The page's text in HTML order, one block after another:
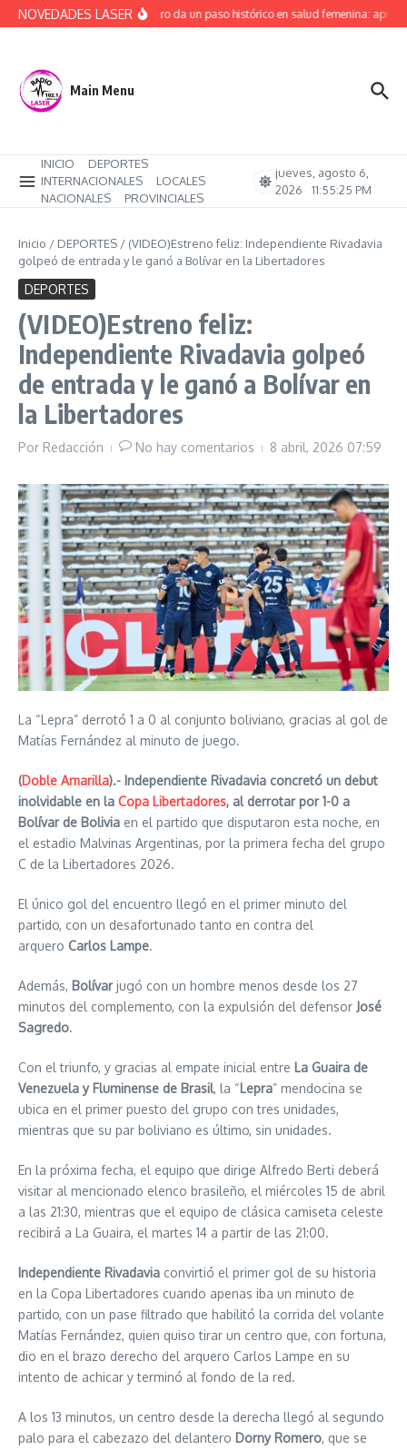
Saltar al contenido
NOVEDADES LASERRío Negro da un paso histórico en salud femenina:
Main Menu
INICIO
DEPORTES
INTERNACIONALES
LOCALES
NACIONALES
PROVINCIALES
jueves, agosto 6,
2026
11:55:26 PM
Inicio / DEPORTES / (VIDEO)Estreno feliz: Independiente Rivadavia
golpeó de entrada y le ganó a Bolívar en la Libertadores
DEPORTES
(VIDEO)Estreno feliz:
Independiente Rivadavia golpeó
de entrada y le ganó a Bolívar en
la Libertadores
Por Redacción No hay comentarios 8 abril, 2026 07:59
La “Lepra” derrotó 1 a 0 al conjunto boliviano, gracias al gol de
Matías Fernández al minuto de juego.
(Doble Amarilla).- Independiente Rivadavia concretó un debut
inolvidable en la Copa Libertadores, al derrotar por 1-0 a
Bolívar de Bolivia en el partido que disputaron esta noche, en
el estadio Malvinas Argentinas, por la primera fecha del grupo
C de la Libertadores 2026.
El único gol del encuentro llegó en el primer minuto del
partido, con un desafortunado tanto en contra del
arquero Carlos Lampe.
Además, Bolívarjugó con un hombre menos desde los 27
minutos del complemento, con la expulsión del defensor José
Sagredo.
Con el triunfo, y gracias al empate inicial entre La Guaira de
Venezuela y Fluminense de Brasil, la “Lepra” mendocina se
ubica en el primer puesto del grupo con tres unidades,
mientras que su par boliviano es último, sin unidades.
En la próxima fecha, el equipo que dirige Alfredo Berti deberá
visitar al mencionado elenco brasileño, el miércoles 15 de abril
a las 21:30, mientras que el equipo de clásica camiseta celeste
recibirá a La Guaira, el martes 14 a partir de las 21:00.
Independiente Rivadavia convirtió el primer gol de su historia
en la Copa Libertadores cuando apenas iba un minuto de
partido, con un pase filtrado que habilitó la corrida del volante
Matías Fernández, quien quiso tirar un centro que, con fortuna,
dio en el brazo derecho del arquero Carlos Lampe en su
intento de achicar y terminó al fondo de la red.
A los 13 minutos, un centro desde la derecha llegó al segundo
palo para el cabezazo del delantero Dorny Romero, que se